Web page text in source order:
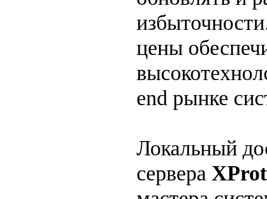
цены
end рынке
Локальный
сервера